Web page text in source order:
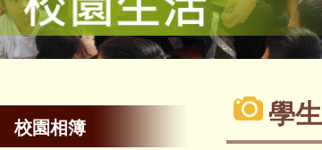
校園相簿 學